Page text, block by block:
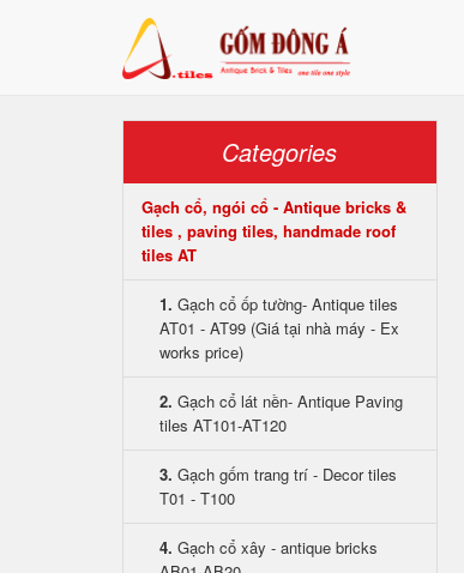
Categories
Gạch cổ, ngói cổ - Antique bricks &
tiles , paving tiles, handmade roof
tiles AT
1. Gạch cổ ốp tường- Antique tiles
AT01 - AT99 (Giá tại nhà máy - Ex
works price)
2. Gạch cổ lát nền- Antique Paving
tiles AT101-AT120
3. Gạch gốm trang trí - Decor tiles
T01 - T100
4. Gạch cổ xây - antique bricks